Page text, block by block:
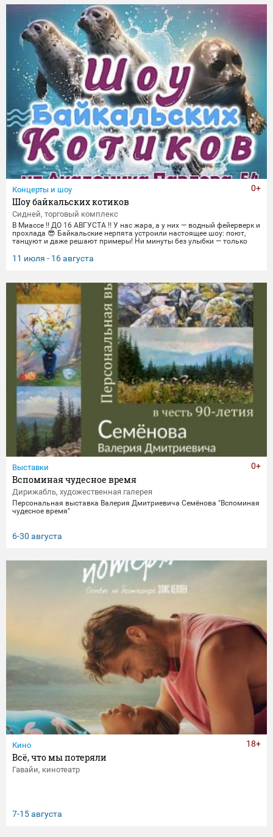
торжественные парады в честь Дня Победы и пронзительные
портреты фронто
Концерты и шоу
Шоу байкальских котиков
Сидней, торговый комплекс
В Миассе ‼️ ДО 16 АВГУСТА ‼️ У нас жара, а у них — водный фейерверк и
прохлада 😎 Байкальские нерпята устроили настоящее шоу: поют,
танцуют и даже решают примеры! Ни минуты без улыбки — только
позитивом вместе с нами! 🌊 График представлений: Со среды по
пятницу 14:00, 16:00,18:30 Суббота и воскресенье
11 июля - 16 августа
0+
Выставки
Вспоминая чудесное время
Дирижабль, художественная галерея
Персональная выставка Валерия Дмитриевича Семёнова "Вспоминая
чудесное время"
6-30 августа
0+
Кино
Всё, что мы потеряли
Гавайи, кинотеатр
7-15 августа
18+